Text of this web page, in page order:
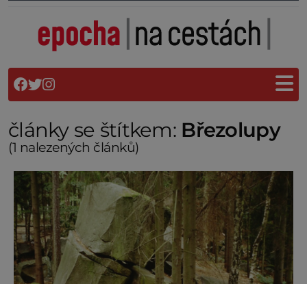
články se štítkem: Březolupy
(1 nalezených článků)